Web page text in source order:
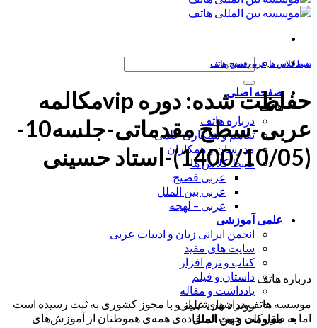
جستجو
صفحه اصلی
هاتف
درباره هاتف
تفاهم و همکاری علمی
مدرسان و همکاران
ضبط کلاس ها
عربی فصیح
عربی بین الملل
عربی – لهجه
علمی آموزشی
انجمن ایرانی زبان و ادبیات عربی
سایت های مفید
کتاب و نرم افزار
داستان و فیلم
یادداشت و مقاله
رویداد های علمی
مقاومت و بین الملل
ضبط کلاس ها ,عربی فصیح,هاتف
حفاظت شده: دوره vipمکالمه
عربی-سطح مقدماتی-جلسه10-
(1400/10/05)-استاد حسینی
درباره هاتف
موسسه هاتف در شهر شیراز و با مجوز کشوری به ثبت رسیده است
اما به طور کلی جهت استفاده‌ی همه‌ی هموطنان از آموزش‌های